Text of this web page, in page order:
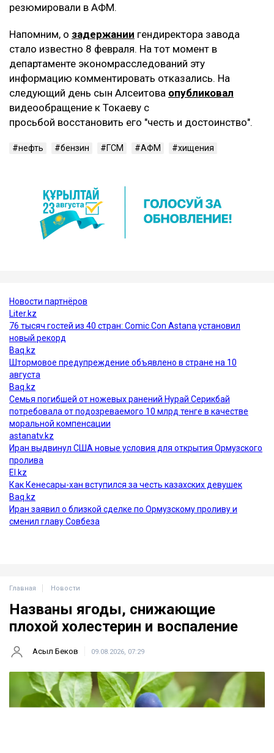
резюмировали в АФМ.
Напомним, о задержании гендиректора завода
стало известно 8 февраля. На тот момент в
департаменте экономрасследований эту
информацию комментировать отказались. На
следующий день сын Алсеитова опубликовал
видеообращение к Токаеву с
просьбой восстановить его "честь и достоинство".
нефть бензин ГСМ АФМ хищения
Главная Новости